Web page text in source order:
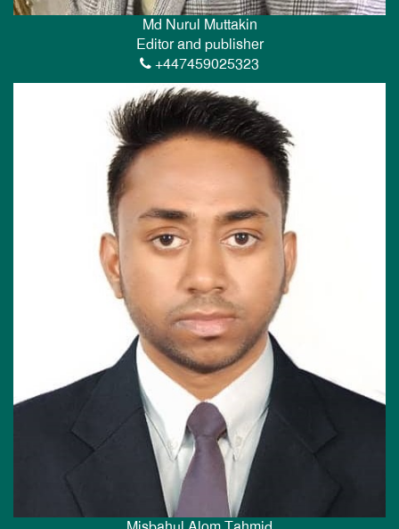
Md Nurul Muttakin
Editor and publisher
+447459025323